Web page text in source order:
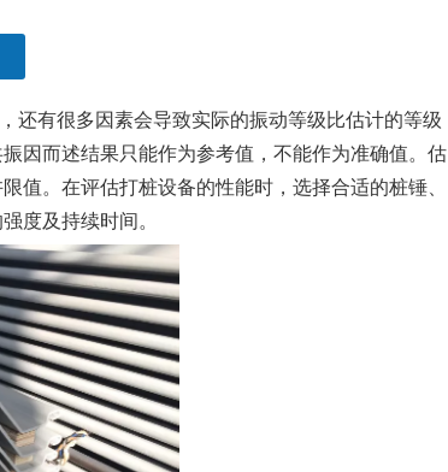
还有很多因素会导致实际的振动等级比估计的等级
因而述结果只能作为参考值，不能作为准确值。估
值。在评估打桩设备的性能时，选择合适的桩锤、
度及持续时间。